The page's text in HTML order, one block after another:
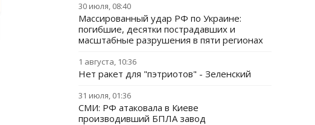
30 июля, 08:40
Массированный удар РФ по Украине:
погибшие, десятки пострадавших и
масштабные разрушения в пяти регионах
1 августа, 10:36
Нет ракет для "пэтриотов" - Зеленский
31 июля, 01:36
СМИ: РФ атаковала в Киеве
производивший БПЛА завод